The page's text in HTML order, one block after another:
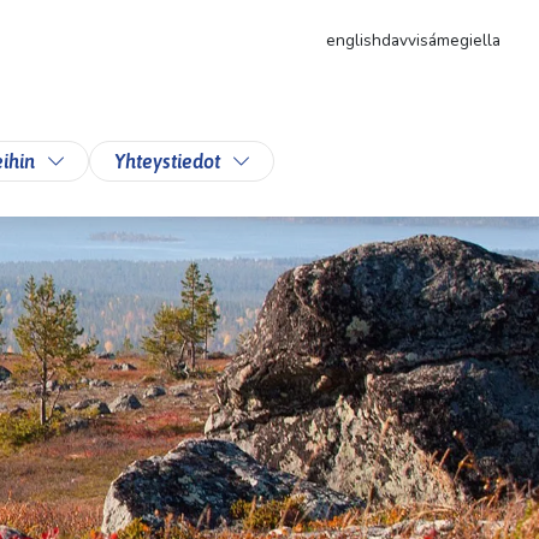
englishdavvisámegiella
Vaihda alasvetovalikkoa
Yhteystiedot Vaihda alasvetovalikkoa